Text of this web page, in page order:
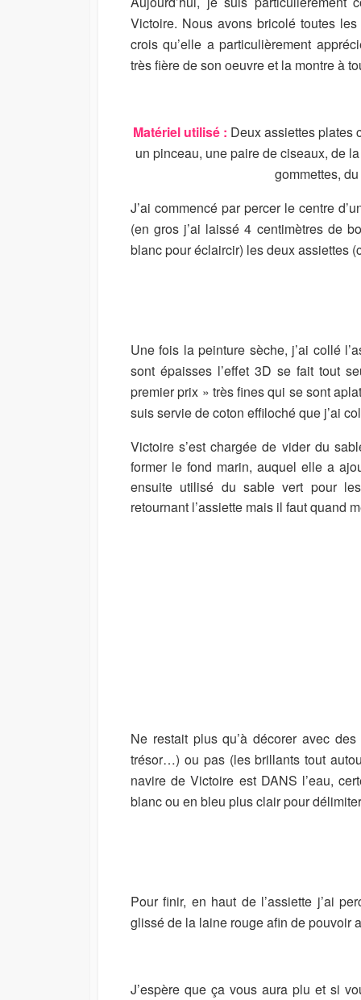
I
S
H
E
M
O
D
D
A
U
R
Victoire. Nous avons bricolé toutes
crois qu’elle a particulièrement
très fière de son oeuvre et la montre à
Matériel utilisé : Deux assiettes plates
un pinceau, une paire de ciseaux, de
gommettes,
J’ai commencé par percer le centre
(en gros j’ai laissé 4 centimètres de
blanc pour éclaircir) les deux assiettes
Une fois la peinture sèche, j’ai collé
sont épaisses l’effet 3D se fait tout
premier prix » très fines qui se sont
suis servie de coton effiloché que j’ai
Victoire s’est chargée de vider du
former le fond marin, auquel elle a
ensuite utilisé du sable vert pour
retournant l’assiette mais il faut quand
Ne restait plus qu’à décorer avec
trésor…) ou pas (les brillants tout
navire de Victoire est DANS l’eau,
blanc ou en bleu plus clair pour
Pour finir, en haut de l’assiette j’ai
glissé de la laine rouge afin de pouvoir
J’espère que ça vous aura plu et si